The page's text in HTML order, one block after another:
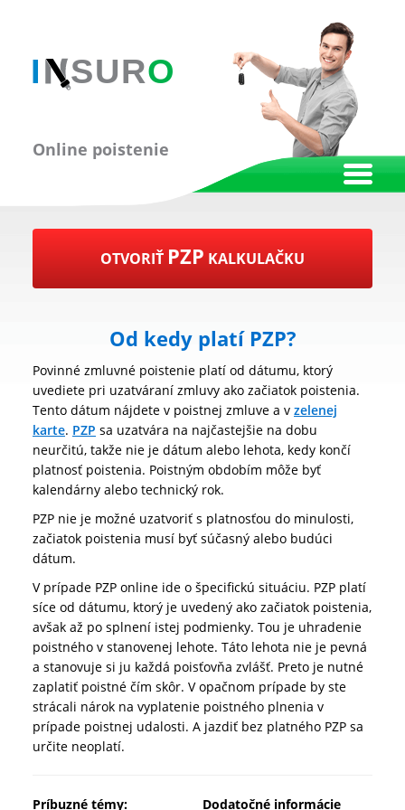
Online poistenie
OTVORIŤ PZP KALKULAČKU
Od kedy platí PZP?
Povinné zmluvné poistenie platí od dátumu, ktorý
uvediete pri uzatváraní zmluvy ako začiatok poistenia.
Tento dátum nájdete v poistnej zmluve a v zelenej
karte. PZP sa uzatvára na najčastejšie na dobu
neurčitú, takže nie je dátum alebo lehota, kedy končí
platnosť poistenia. Poistným obdobím môže byť
kalendárny alebo technický rok.
PZP nie je možné uzatvoriť s platnosťou do minulosti,
začiatok poistenia musí byť súčasný alebo budúci
dátum.
V prípade PZP online ide o špecifickú situáciu. PZP platí
síce od dátumu, ktorý je uvedený ako začiatok poistenia,
avšak až po splnení istej podmienky. Tou je uhradenie
poistného v stanovenej lehote. Táto lehota nie je pevná
a stanovuje si ju každá poisťovňa zvlášť. Preto je nutné
zaplatiť poistné čím skôr. V opačnom prípade by ste
strácali nárok na vyplatenie poistného plnenia v
prípade poistnej udalosti. A jazdiť bez platného PZP sa
určite neoplatí.
Príbuzné témy: Dodatočné informácie